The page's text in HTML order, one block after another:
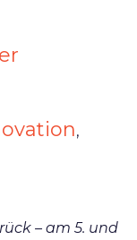
,
– am 5. und